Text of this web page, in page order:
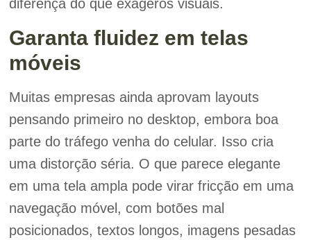
diferença do que exageros visuais.
Garanta fluidez em telas
móveis
Muitas empresas ainda aprovam layouts
pensando primeiro no desktop, embora boa
parte do tráfego venha do celular. Isso cria
uma distorção séria. O que parece elegante
em uma tela ampla pode virar fricção em uma
navegação móvel, com botões mal
posicionados, textos longos, imagens pesadas